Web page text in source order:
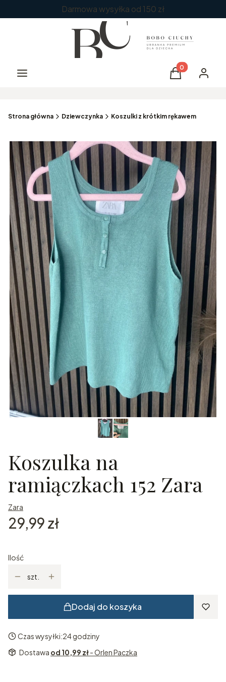
Darmowa wysyłka od 150 zł
Menu Produkty w
Koszyk
Strona główna Dziewczynka Koszulki z krótkim rękawem
Koszulka na
ramiączkach 152 Zara
Zara
Cena
29,99 zł
Ilość
szt.
Dodaj do koszyka
Czas wysyłki:24 godziny
Dostawa od 10,99 zł- Orlen Paczka